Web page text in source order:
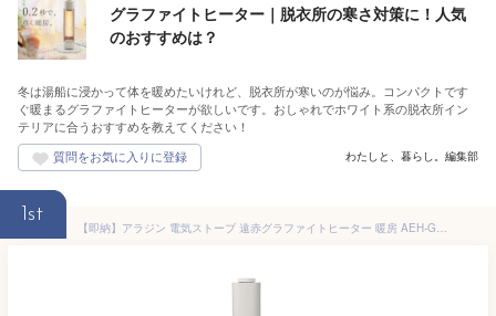
グラファイトヒーター｜脱衣所の寒さ対策に！人気
のおすすめは？
冬は湯船に浸かって体を暖めたいけれど、脱衣所が寒いのが悩み。コンパクトです
ぐ暖まるグラファイトヒーターが欲しいです。おしゃれでホワイト系の脱衣所イン
テリアに合うおすすめを教えてください！
わたしと、暮らし。編集部
1st
【即納】アラジン 電気ストーブ 遠赤グラファイトヒーター 暖房 AEH-G425N-W ホワイト【送料無料】【KK9N0D18P】